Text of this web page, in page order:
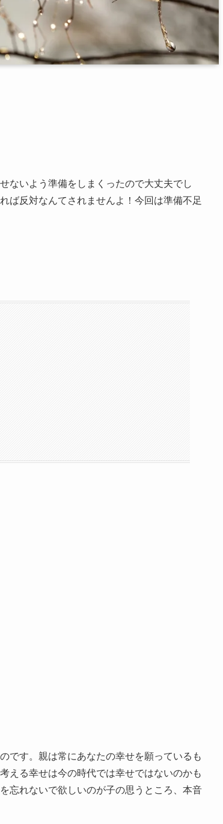
ないよう準備をしまくったので大丈夫でし
ば反対なんてされませんよ！今回は準備不足
です。親は常にあなたの幸せを願っているも
える幸せは今の時代では幸せではないのかも
忘れないで欲しいのが子の思うところ、本音